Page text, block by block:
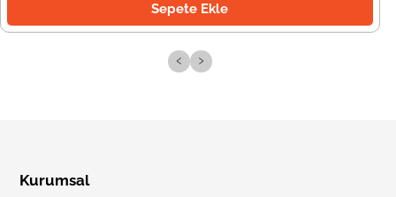
Sepete Ekle
‹ ›
Kurumsal